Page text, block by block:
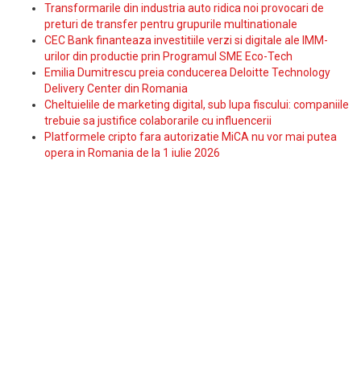
Transformarile din industria auto ridica noi provocari de
preturi de transfer pentru grupurile multinationale
CEC Bank finanteaza investitiile verzi si digitale ale IMM-
urilor din productie prin Programul SME Eco-Tech
Emilia Dumitrescu preia conducerea Deloitte Technology
Delivery Center din Romania
Cheltuielile de marketing digital, sub lupa fiscului: companiile
trebuie sa justifice colaborarile cu influencerii
Platformele cripto fara autorizatie MiCA nu vor mai putea
opera in Romania de la 1 iulie 2026